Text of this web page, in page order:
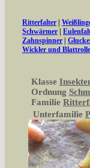
Ritterfalter
Schwärmer
Zahnspinner
Wickler und
Klasse
Ordnung
Familie
Unterfamilie